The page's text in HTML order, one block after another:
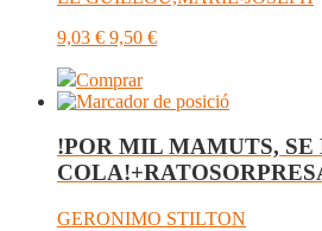
9,03 € 9,50 €
Comprar
!POR MIL MAMUTS,
GERONIMO STILTON